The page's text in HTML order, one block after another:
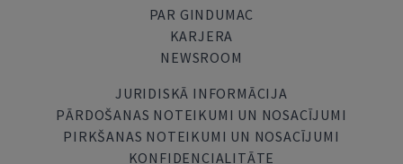
PAR GINDUMAC
KARJERA
NEWSROOM
JURIDISKĀ INFORMĀCIJA
PĀRDOŠANAS NOTEIKUMI UN NOSACĪJUMI
PIRKŠANAS NOTEIKUMI UN NOSACĪJUMI
KONFIDENCIALITĀTE